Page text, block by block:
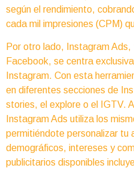
según el rendimiento,
cada mil impresiones (CPM)
Por otro lado, Instagram
Facebook, se centra
Instagram. Con esta
en diferentes secciones de
stories, el explore o el IGTV.
Instagram Ads utiliza los
permitiéndote personalizar tu
demográficos, intereses y
publicitarios disponibles